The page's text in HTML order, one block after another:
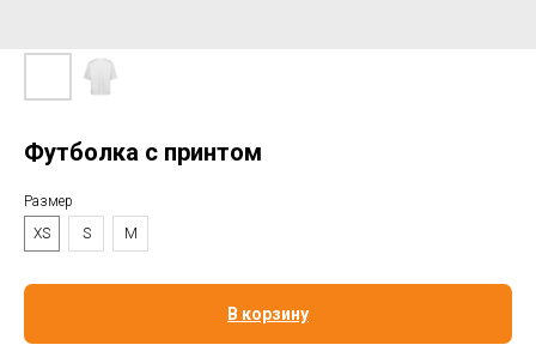
Футболка с принтом
Размер
XS
S M
В корзину